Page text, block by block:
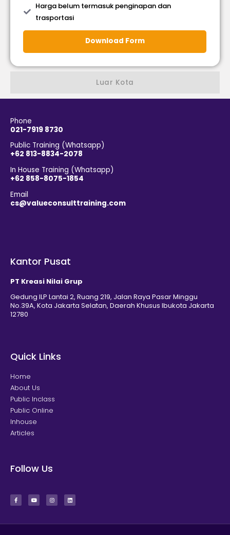
Luar Kota
Harga belum termasuk penginapan dan
trasportasi
Download Form
Phone
021-7919 8730
Public Training (Whatsapp)
+62 813-8834-2078
In House Training (Whatsapp)
+62 858-8075-1854
Email
cs@valueconsulttraining.com
Kantor Pusat
PT Kreasi Nilai Grup
Gedung ILP Lantai 2, Ruang 219, Jalan Raya Pasar Minggu
No.39A, Kota Jakarta Selatan, Daerah Khusus Ibukota Jakarta
12780
Quick Links
Home
About Us
Public Inclass
Public Online
Inhouse
Articles
Follow Us